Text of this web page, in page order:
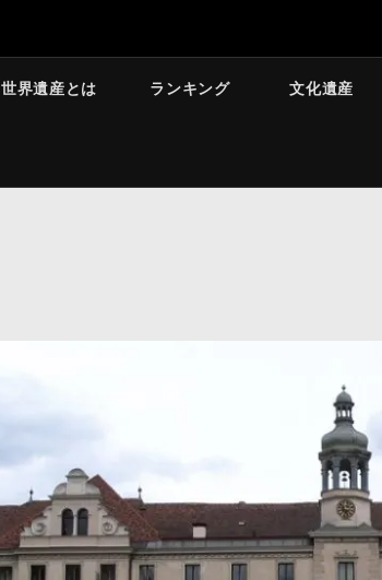
世界遺産とは ランキング 文化遺産